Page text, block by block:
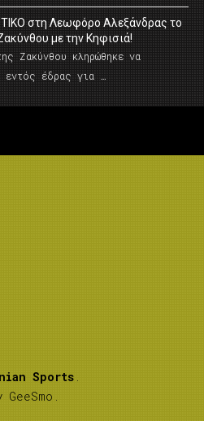
στη Λεωφόρο Αλεξάνδρας το
με την Κηφισιά!
Ζακύνθου κληρώθηκε να
εντός έδρας για …
Sports
GeeSmo